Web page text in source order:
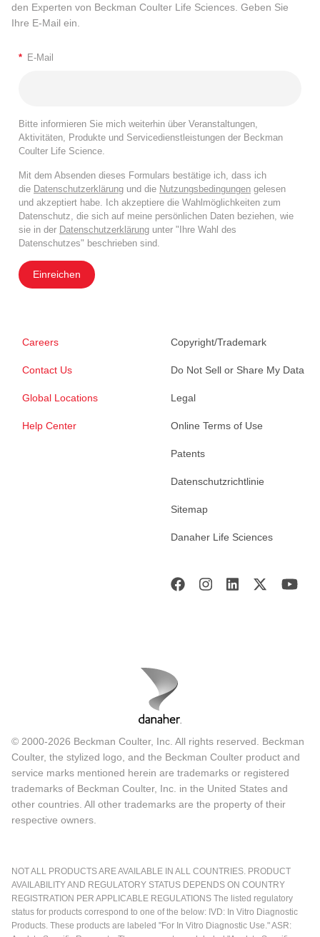
den Experten von Beckman Coulter Life Sciences. Geben Sie
Ihre E-Mail ein.
* E-Mail
Bitte informieren Sie mich weiterhin über Veranstaltungen,
Aktivitäten, Produkte und Servicedienstleistungen der Beckman
Coulter Life Science.
Mit dem Absenden dieses Formulars bestätige ich, dass ich
die Datenschutzerklärung und die Nutzungsbedingungen gelesen
und akzeptiert habe. Ich akzeptiere die Wahlmöglichkeiten zum
Datenschutz, die sich auf meine persönlichen Daten beziehen, wie
sie in der Datenschutzerklärung unter "Ihre Wahl des
Datenschutzes" beschrieben sind.
Einreichen
Careers
Contact Us
Global Locations
Help Center
Copyright/Trademark
Do Not Sell or Share My Data
Legal
Online Terms of Use
Patents
Datenschutzrichtlinie
Sitemap
Danaher Life Sciences
© 2000-2026 Beckman Coulter, Inc. All rights reserved. Beckman
Coulter, the stylized logo, and the Beckman Coulter product and
service marks mentioned herein are trademarks or registered
trademarks of Beckman Coulter, Inc. in the United States and
other countries. All other trademarks are the property of their
respective owners.
NOT ALL PRODUCTS ARE AVAILABLE IN ALL COUNTRIES. PRODUCT
AVAILABILITY AND REGULATORY STATUS DEPENDS ON COUNTRY
REGISTRATION PER APPLICABLE REGULATIONS The listed regulatory
status for products correspond to one of the below: IVD: In Vitro Diagnostic
Products. These products are labeled "For In Vitro Diagnostic Use." ASR: